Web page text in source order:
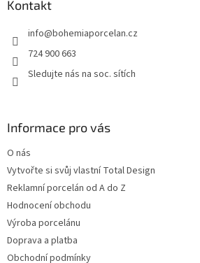
Kontakt
info@bohemiaporcelan.cz
724 900 663
Sledujte nás na soc. sítích
Informace pro vás
O nás
Vytvořte si svůj vlastní Total Design
Reklamní porcelán od A do Z
Hodnocení obchodu
Výroba porcelánu
Doprava a platba
Obchodní podmínky